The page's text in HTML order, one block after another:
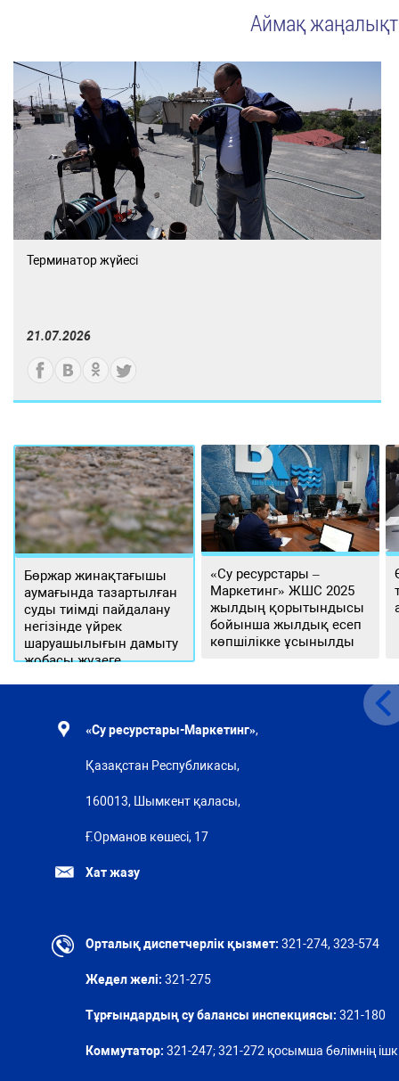
Аймақ
Терминатор жүйесі
21.07.2026
Бөржар жинақтағышы
аумағында тазартылған
суды тиімді пайдалану
негізінде үйрек
шаруашылығын дамыту
жобасы жүзеге
«Су ресурстары –
Маркетинг» ЖШС 2025
жылдың қорытындысы
бойынша жылдық есеп
көпшілікке ұсынылды
«Су ресурстары-Маркетинг»,
Қазақстан Республикасы,
160013, Шымкент қаласы,
Ғ.Орманов көшесі, 17
Хат жазу
Орталық диспетчерлік қызмет: 321-274, 323-574
Жедел желі: 321-275
Тұрғындардың су балансы инспекциясы: 321-180
Коммутатор: 321-247; 321-272 қосымша бөлімнің ішкі